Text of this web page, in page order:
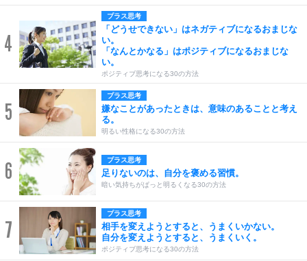
4
プラス思考
「どうせできない」はネガティブになるおまじな
い。
「なんとかなる」はポジティブになるおまじな
い。
ポジティブ思考になる30の方法
5
プラス思考
嫌なことがあったときは、意味のあることと考え
る。
明るい性格になる30の方法
6 プラス思考
足りないのは、自分を褒める習慣。
暗い気持ちがぱっと明るくなる30の方法
7
プラス思考
相手を変えようとすると、うまくいかない。
自分を変えようとすると、うまくいく。
ポジティブ思考になる30の方法